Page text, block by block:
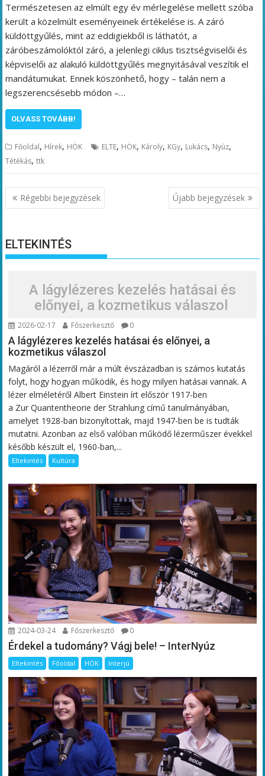
Természetesen az elmúlt egy év mérlegelése mellett szóba
került a közelmúlt eseményeinek értékelése is. A záró
küldöttgyűlés, mint az eddigiekből is láthatót, a
záróbeszámolóktól záró, a jelenlegi ciklus tisztségviselői és
képviselői az alakuló küldöttgyűlés megnyitásával veszítik el
mandátumukat. Ennek köszönhető, hogy – talán nem a
legszerencsésebb módon –…
OLVASS TOVÁBB!
Főoldal, Hírek, HÖK ELTE, HÖK, Károly, KGy, Lukács, Nyúz,
Tétékás,ttk
Bejegyzés
navigáció
Régebbi bejegyzések Újabb bejegyzések
ELTEKINTÉS
A lágylézeres kezelés hatásai és
előnyei, a kozmetikus válaszol
2026-02-17 Főszerkesztő 0
A lágylézeres kezelés hatásai és előnyei, a
kozmetikus válaszol
Magáról a lézerről már a múlt évszázadban is számos kutatás
folyt, hogy hogyan működik, és hogy milyen hatásai vannak. A
lézer elméletéről Albert Einstein írt először 1917-ben
a Zur Quantentheorie der Strahlung című tanulmányában,
amelyet 1928-ban bizonyítottak, majd 1947-ben be is tudták
mutatni. Azonban az első valóban működő lézerműszer évekkel
később készült el, 1960-ban,...
Eltekintés Kultúra
2024-03-24 Főszerkesztő 0
Érdekel a tudomány? Vágj bele! – InterNyúz
Eltekintés Főoldal HÖK Interjú